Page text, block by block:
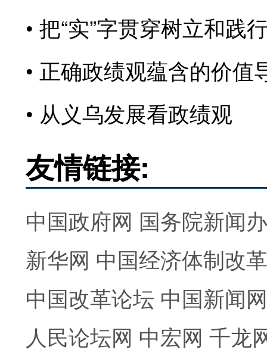
把“实”字贯穿树立和践
正确政绩观蕴含的价值
从义乌发展看政绩观
友情链接:
中国政府网 国务院新闻
新华网 中国经济体制改
中国改革论坛 中国新闻网
人民论坛网 中宏网 千龙